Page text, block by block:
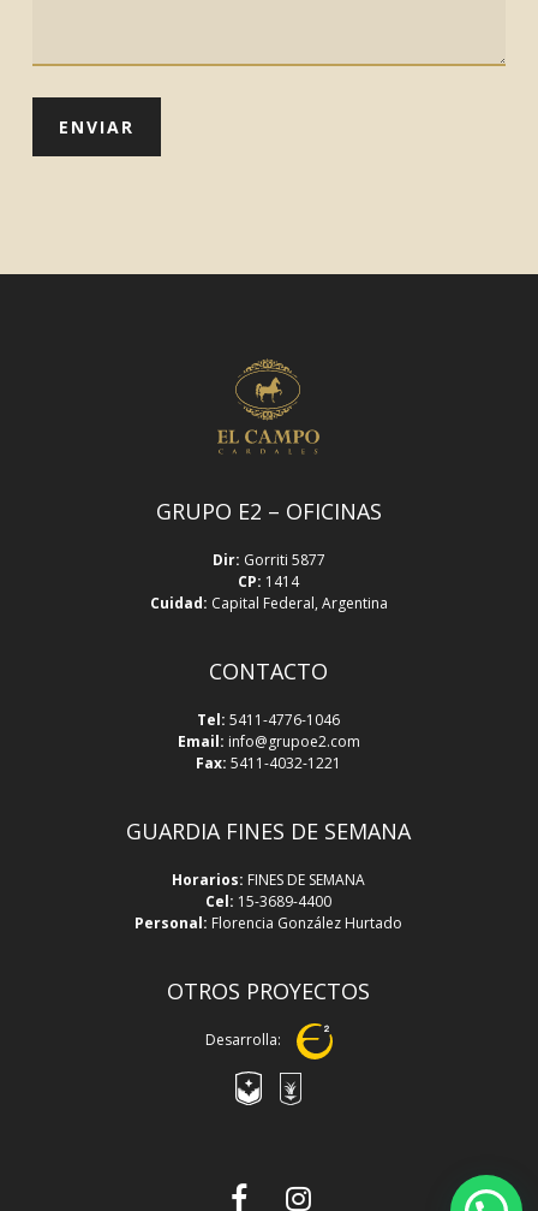
GRUPO E2 – OFICINAS
Dir: Gorriti 5877
CP: 1414
Cuidad: Capital Federal, Argentina
CONTACTO
Tel: 5411-4776-1046
Email: info@grupoe2.com
Fax: 5411-4032-1221
GUARDIA FINES DE SEMANA
Horarios: FINES DE SEMANA
Cel: 15-3689-4400
Personal: Florencia González Hurtado
OTROS PROYECTOS
Desarrolla:
facebook instagram